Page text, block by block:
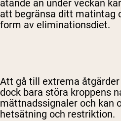
ätande än under veckan
att begränsa ditt matintag
form av eliminationsdiet.
Att gå till extrema
dock bara störa kroppens
mättnadssignaler och kan
hetsätning och restriktion.